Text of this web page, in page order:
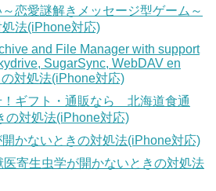
恋愛謎解きメッセージ型ゲーム～
法(iPhone対応)
and File Manager with support
SugarSync, WebDAV en
対処法(iPhone対応)
！ギフト・通販なら 北海道食通
の対処法(iPhone対応)
かないときの対処法(iPhone対応)
医寄生虫学が開かないときの対処法